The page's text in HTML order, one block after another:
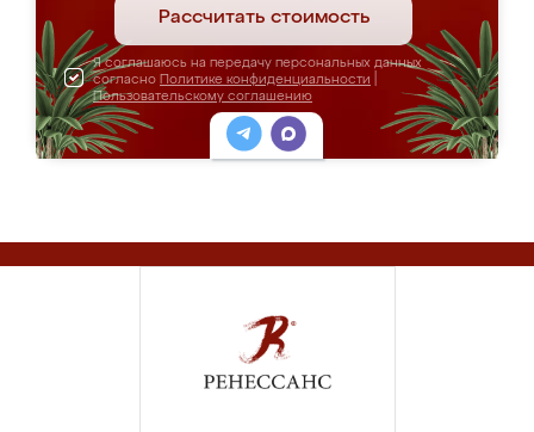
Рассчитать стоимость
Я соглашаюсь на передачу персональных данных
согласно Политике конфиденциальности
Пользовательскому соглашению